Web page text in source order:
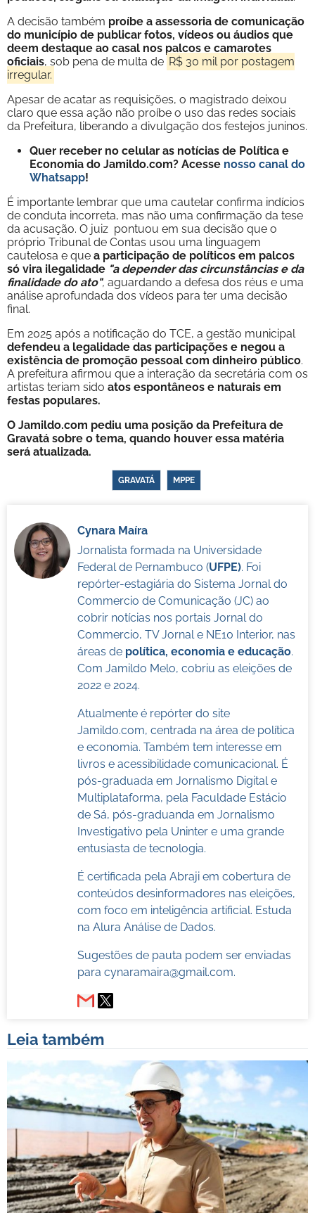
A decisão também proíbe a assessoria de comunicação
do município de publicar fotos, vídeos ou áudios que
deem destaque ao casal nos palcos e camarotes
oficiais, sob pena de multa de R$ 30 mil por postagem
irregular.
Apesar de acatar as requisições, o magistrado deixou
claro que essa ação não proíbe o uso das redes sociais
da Prefeitura, liberando a divulgação dos festejos juninos.
Quer receber no celular as notícias de Política e
Economia do Jamildo.com? Acesse nosso canal do
Whatsapp!
É importante lembrar que uma cautelar confirma indícios
de conduta incorreta, mas não uma confirmação da tese
da acusação. O juiz pontuou em sua decisão que o
próprio Tribunal de Contas usou uma linguagem
cautelosa e que a participação de políticos em palcos
só vira ilegalidade "a depender das circunstâncias e da
finalidade do ato", aguardando a defesa dos réus e uma
análise aprofundada dos vídeos para ter uma decisão
final.
Em 2025 após a notificação do TCE, a gestão municipal
defendeu a legalidade das participações e negou a
existência de promoção pessoal com dinheiro público.
A prefeitura afirmou que a interação da secretária com os
artistas teriam sido atos espontâneos e naturais em
festas populares.
O Jamildo.com pediu uma posição da Prefeitura de
Gravatá sobre o tema, quando houver essa matéria
será atualizada.
GRAVATÁ MPPE
Cynara Maíra
Jornalista formada na Universidade
Federal de Pernambuco (UFPE). Foi
repórter-estagiária do Sistema Jornal do
Commercio de Comunicação (JC) ao
cobrir notícias nos portais Jornal do
Commercio, TV Jornal e NE10 Interior, nas
áreas de política, economia e educação.
Com Jamildo Melo, cobriu as eleições de
2022 e 2024.
Atualmente é repórter do site
Jamildo.com, centrada na área de política
e economia. Também tem interesse em
livros e acessibilidade comunicacional. É
pós-graduada em Jornalismo Digital e
Multiplataforma, pela Faculdade Estácio
de Sá, pós-graduanda em Jornalismo
Investigativo pela Uninter e uma grande
entusiasta de tecnologia.
É certificada pela Abraji em cobertura de
conteúdos desinformadores nas eleições,
com foco em inteligência artificial. Estuda
na Alura Análise de Dados.
Sugestões de pauta podem ser enviadas
para cynaramaira@gmail.com.
Leia também